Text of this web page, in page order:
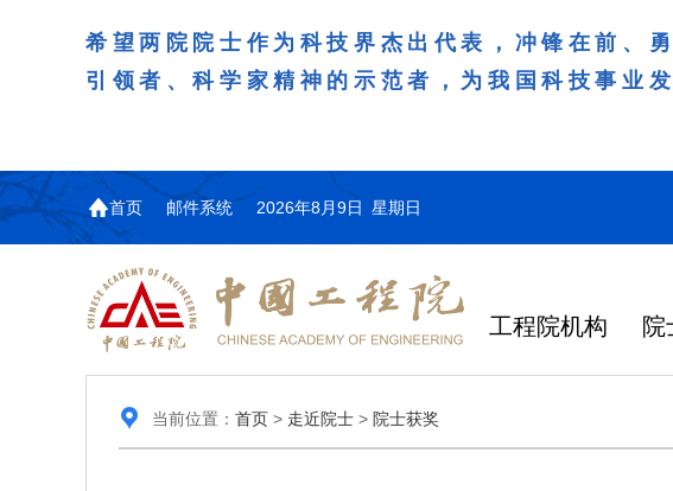
希望两院院士作为科技界杰出代表，冲锋在前、
引领者、科学家精神的示范者，为我国科技事业
首页 邮件系统 2026年8月9日 星期日
工程院机构 院
当前位置： 首页> 走近院士> 院士获奖